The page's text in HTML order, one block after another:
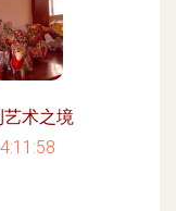
术之境